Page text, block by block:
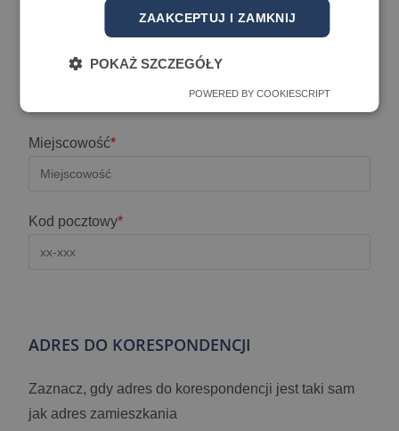
Nr lokalu
Miejscowość*
Kod pocztowy*
ADRES DO KORESPONDENCJI
Zaznacz, gdy adres do korespondencji jest taki sam
jak adres zamieszkania
ZAAKCEPTUJ I ZAMKNIJ
POKAŻ SZCZEGÓŁY
POWERED BY COOKIESCRIPT